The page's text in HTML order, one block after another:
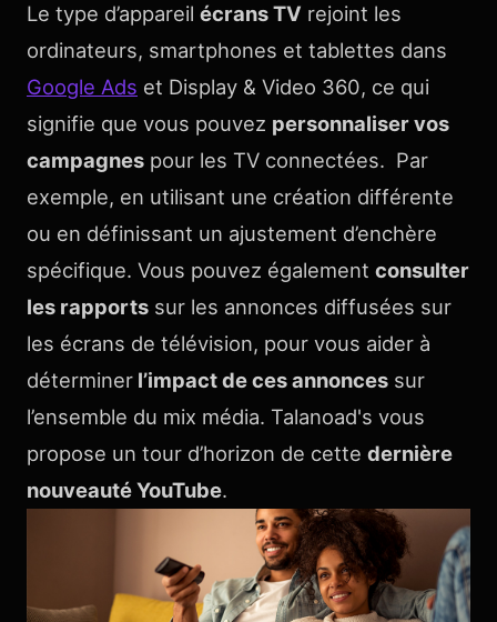
Le type d’appareil écrans TV rejoint les
ordinateurs, smartphones et tablettes dans
Google Ads et Display & Video 360, ce qui
signifie que vous pouvez personnaliser vos
campagnes pour les TV connectées. Par
exemple, en utilisant une création différente
ou en définissant un ajustement d’enchère
spécifique. Vous pouvez également consulter
les rapports sur les annonces diffusées sur
les écrans de télévision, pour vous aider à
déterminer l’impact de ces annonces sur
l’ensemble du mix média. Talanoad's vous
propose un tour d’horizon de cette dernière
nouveauté YouTube.